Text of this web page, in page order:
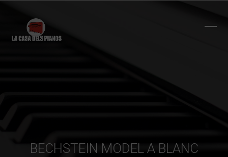
BECHSTEIN MODEL A BLANC